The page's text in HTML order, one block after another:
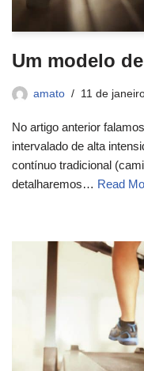
Um modelo
amato 11 de
No artigo anterior
intervalado de alta
contínuo tradicional
detalharemos… Read